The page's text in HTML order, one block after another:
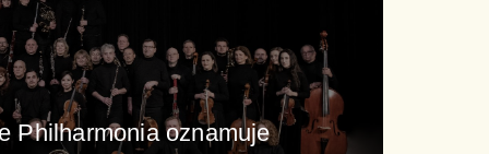
Philharmonia oznamuje